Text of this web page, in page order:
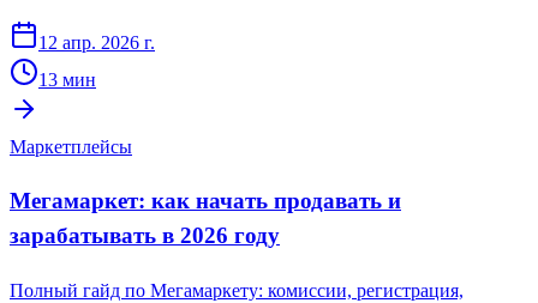
12 апр. 2026 г.
13 мин
Маркетплейсы
Мегамаркет: как начать продавать и
зарабатывать в 2026 году
Полный гайд по Мегамаркету: комиссии, регистрация,